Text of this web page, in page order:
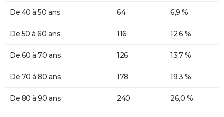
De 40 à 50 ans 64 6,9 %
De 50 à 60 ans 116 12,6 %
De 60 à 70 ans 126 13,7 %
De 70 à 80 ans 178 19,3 %
De 80 à 90 ans 240 26,0 %